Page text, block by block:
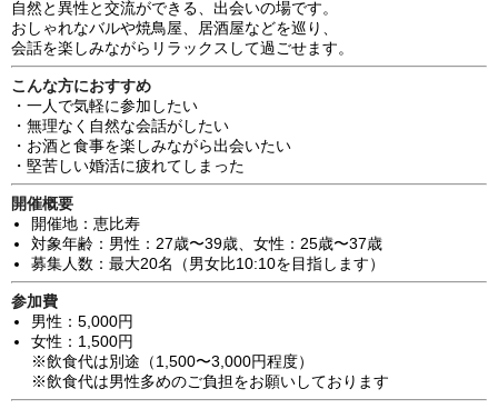
自然と異性と交流ができる、出会いの場です。
おしゃれなバルや焼鳥屋、居酒屋などを巡り、
会話を楽しみながらリラックスして過ごせます。
こんな方におすすめ
・一人で気軽に参加したい
・無理なく自然な会話がしたい
・お酒と食事を楽しみながら出会いたい
・堅苦しい婚活に疲れてしまった
開催概要
開催地：恵比寿
対象年齢：男性： 27歳〜39歳 、女性： 25歳〜37歳
募集人数：最大20名（男女比10:10を目指します）
参加費
男性：5,000円
女性：1,500円
※飲食代は別途（1,500〜3,000円程度）
※飲食代は男性多めのご負担をお願いしております